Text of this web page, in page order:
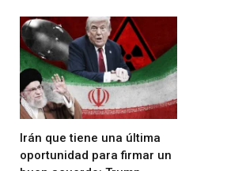
Irán que tiene una última
oportunidad para firmar un